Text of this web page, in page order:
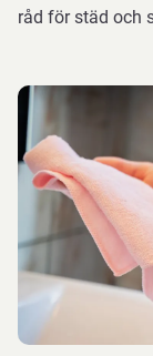
råd för städ och